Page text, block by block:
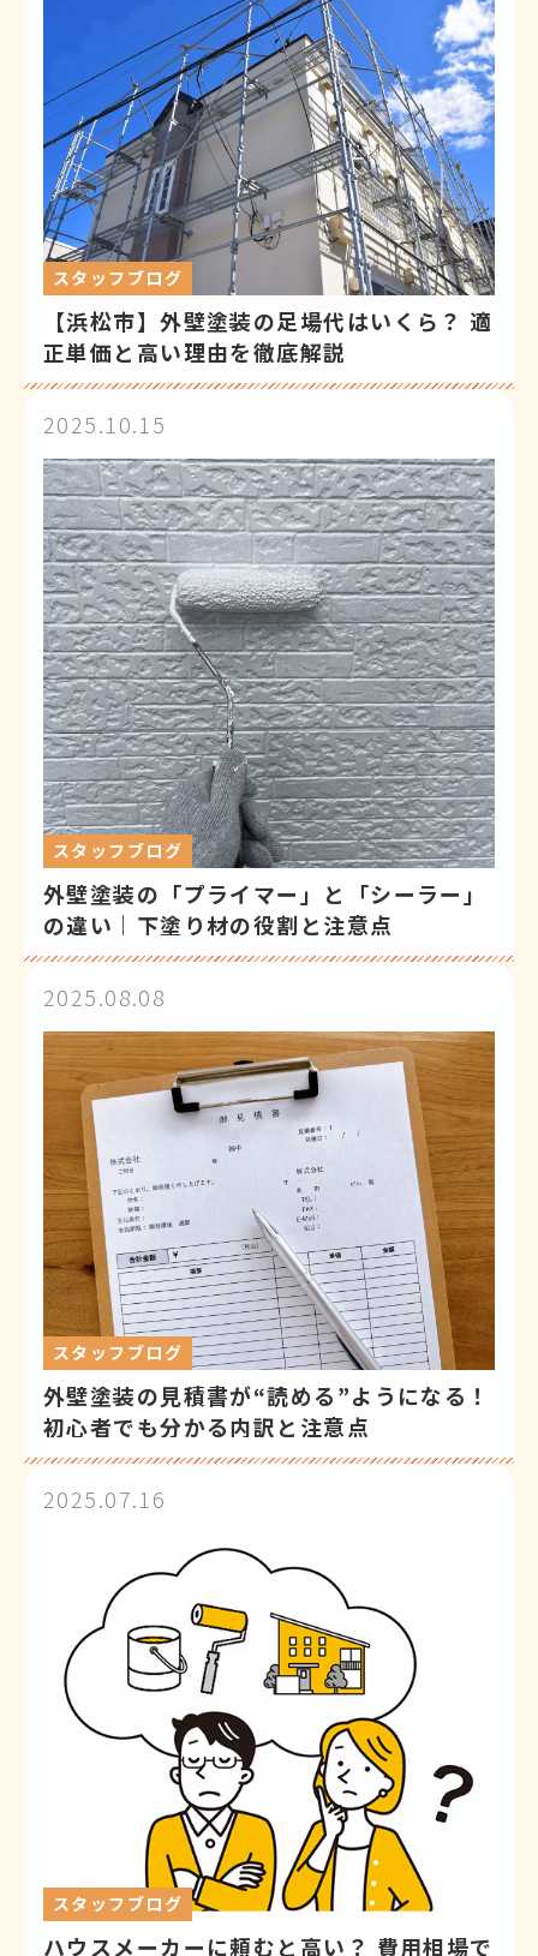
スタッフブログ
【浜松市】外壁塗装の足場代はいくら？ 適
正単価と高い理由を徹底解説
2025.10.15
スタッフブログ
外壁塗装の「プライマー」と「シーラー」
の違い｜下塗り材の役割と注意点
2025.08.08
スタッフブログ
外壁塗装の見積書が“読める”ようになる！
初心者でも分かる内訳と注意点
2025.07.16
スタッフブログ
ハウスメーカーに頼むと高い？ 費用相場で